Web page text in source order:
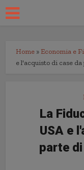
Home » Economia e
e l'acquisto di case
La
USA e
parte